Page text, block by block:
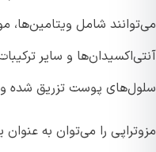
شامل ویتامین‌ها،
و سایر ترکیبات
پوست تزریق شده و
را می‌توان به عنوان